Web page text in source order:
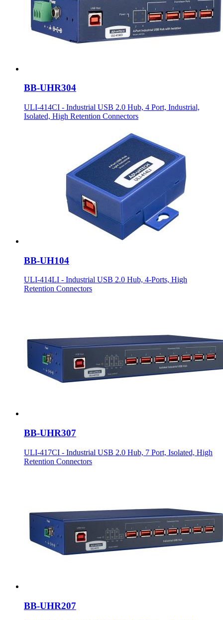
BB-UHR304
ULI-414CI - Industrial USB 2.0 Hub, 4 Port, Industrial,
Isolated, High Retention Connectors
BB-UH104
ULI-414LI - Industrial USB 2.0 Hub, 4-Ports, High
Retention Connectors
BB-UHR307
ULI-417CI - Industrial USB 2.0 Hub, 7 Port, Isolated, High
Retention Connectors
BB-UHR207